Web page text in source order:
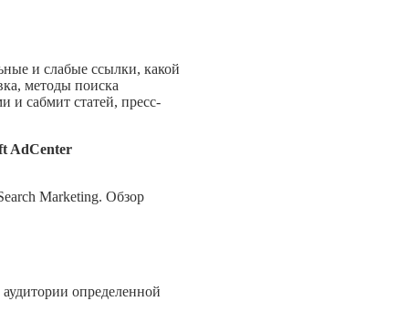
и слабые ссылки, какой
методы поиска
и сабмит статей, пресс-
AdCenter
Marketing. Обзор
определенной